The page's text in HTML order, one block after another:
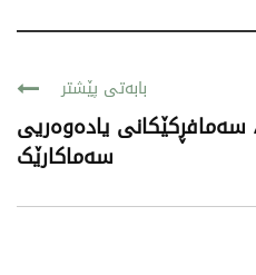
بابەتی پێشتر
یادەوەریی
سەماکارێک